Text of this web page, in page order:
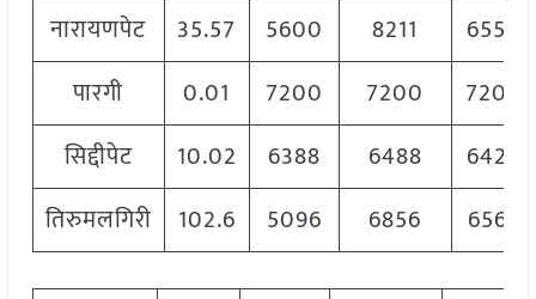
नारायणपेट
35.57 5600 8211
6550
पारगी
0.01 7200 7200
7200
सिद्दीपेट
10.02 6388 6488
6422
तिरुमलगिरी
102.6 5096 6856 6566